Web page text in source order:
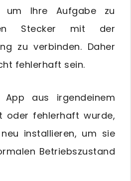
um Ihre Aufgabe zu
Stecker mit der
zu verbinden. Daher
fehlerhaft sein.
aus irgendeinem
oder fehlerhaft wurde,
installieren, um sie
Betriebszustand